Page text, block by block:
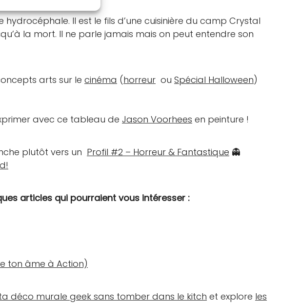
hydrocéphale. Il est le fils d’une cuisinière du camp Crystal
la mort. Il ne parle jamais mais on peut entendre son
arts sur le cinéma (horreur ou Spécial Halloween)
avec ce tableau de Jason Voorhees en peinture !
plutôt vers un Profil #2 – Horreur & Fantastique 👻
articles qui pourraient vous intéresser :
ton âme à Action)
déco murale geek sans tomber dans le kitch et explore les